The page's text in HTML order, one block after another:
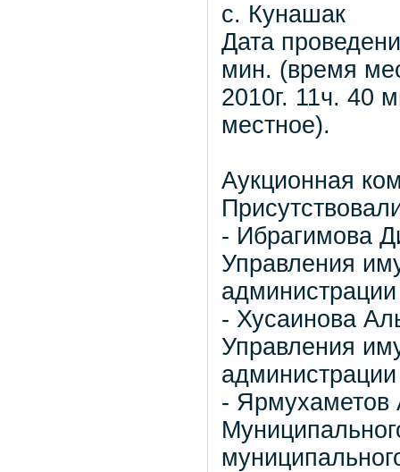
с.
Дата
мин. (время
2010г. 11ч. 40
Аукционная
- Ибрагимова
Управления
- Хусаинова
Управления
- Ярмухаметов